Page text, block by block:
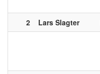
2
Lars Slagter